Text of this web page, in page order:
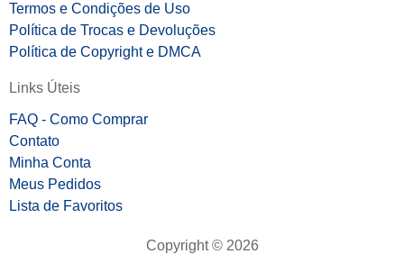
Termos e Condições de Uso
Política de Trocas e Devoluções
Política de Copyright e DMCA
Links Úteis
FAQ - Como Comprar
Contato
Minha Conta
Meus Pedidos
Lista de Favoritos
Copyright © 2026